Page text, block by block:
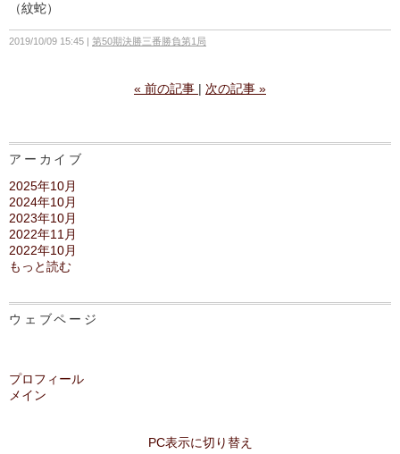
（紋蛇）
2019/10/09 15:45 第50期決勝三番勝負第1局
« 前の記事 次の記事 »
アーカイブ
2025年10月
2024年10月
2023年10月
2022年11月
2022年10月
もっと読む
ウェブページ
プロフィール
メイン
PC表示に切り替え